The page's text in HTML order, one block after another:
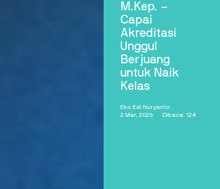
M.Kep. –
Capai
Akreditasi
Unggul
Berjuang
untuk Naik
Kelas
Eko Edi Nuryanto
2 Mar, 2026
Dibaca: 124